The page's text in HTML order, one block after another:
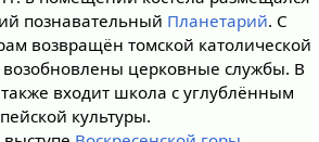
познавательный Планетарий. С
возвращён томской католической
церковные службы. В
входит школа с углублённым
культуры.